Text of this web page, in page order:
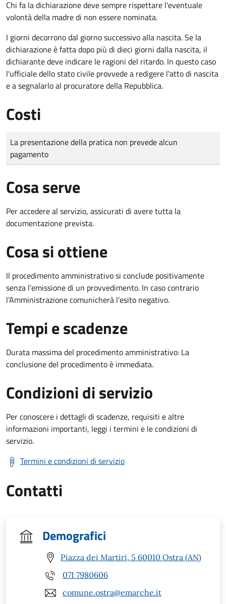
Chi fa la dichiarazione deve sempre rispettare l'eventuale
volontà della madre di non essere nominata.
I giorni decorrono dal giorno successivo alla nascita. Se la
dichiarazione è fatta dopo più di dieci giorni dalla nascita, il
dichiarante deve indicare le ragioni del ritardo. In questo caso
l'ufficiale dello stato civile provvede a redigere l'atto di nascita
e a segnalarlo al procuratore della Repubblica.
Costi
Tipo di pagamento
Importo
La presentazione della pratica non prevede alcun
pagamento
Cosa serve
Per accedere al servizio, assicurati di avere tutta la
documentazione prevista.
Cosa si ottiene
Il procedimento amministrativo si conclude positivamente
senza l’emissione di un provvedimento. In caso contrario
l’Amministrazione comunicherà l’esito negativo.
Tempi e scadenze
Durata massima del procedimento amministrativo: La
conclusione del procedimento è immediata.
Condizioni di servizio
Per conoscere i dettagli di scadenze, requisiti e altre
informazioni importanti, leggi i termini e le condizioni di
servizio.
Termini e condizioni di servizio
Contatti
Demografici
Piazza dei Martiri, 5 60010 Ostra (AN)
071 7980606
comune.ostra@emarche.it